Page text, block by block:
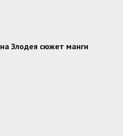
Злодея сюжет манги